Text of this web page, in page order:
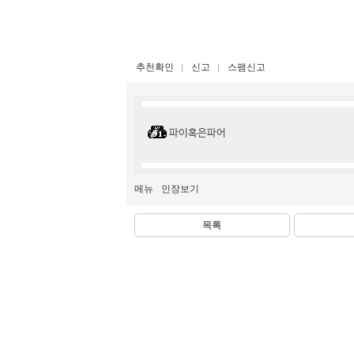
추천확인 신고 스팸신고
파이혹은파어
메뉴 인장보기
목록